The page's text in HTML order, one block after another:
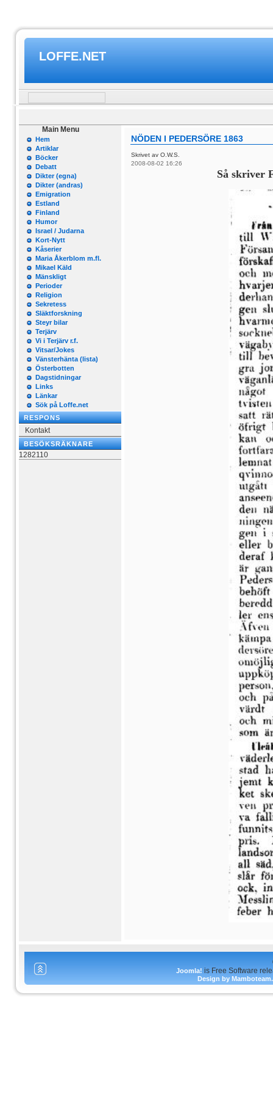
LOFFE.NET
Main Menu
Hem
Artiklar
Böcker
Debatt
Dikter (egna)
Dikter (andras)
Emigration
Estland
Finland
Humor
Israel / Judarna
Kort-Nytt
Kåserier
Maria Åkerblom m.fl.
Mikael Käld
Mänskligt
Perioder
Religion
Sekretess
Släktforskning
Steyr bilar
Terjärv
Vi i Terjärv r.f.
Vitsar/Jokes
Vänsterhänta (lista)
Österbotten
Dagstidningar
Links
Länkar
Sök på Loffe.net
RESPONS
Kontakt
BESÖKSRÄKNARE
1282110
NÖDEN I PEDERSÖRE 1863
Skrivet av O.W.S.
2008-08-02 16:26
Så skriver
Joomla! is Free Software
Design by